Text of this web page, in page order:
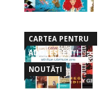
CARTEA PENTRU
ADOLESCENȚI
NOUTĂȚI